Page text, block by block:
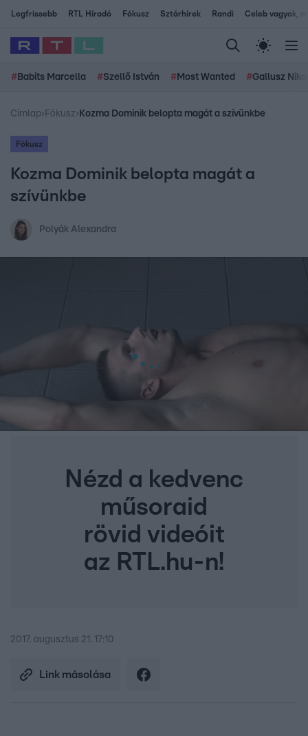
Legfrissebb RTL Híradó Fókusz Sztárhírek Randi Celeb vagyok,
# Babits Marcella #Szellő István # Most Wanted #Gallusz
Címlap› Fókusz› Kozma Dominik belopta magát a szívünkbe
Fókusz
Kozma Dominik belopta magát a
szívünkbe
Polyák Alexandra
Nézd a kedvenc
műsoraid
rövid videóit
az RTL.hu-n!
2017. augusztus 21. 17:10
Link másolása